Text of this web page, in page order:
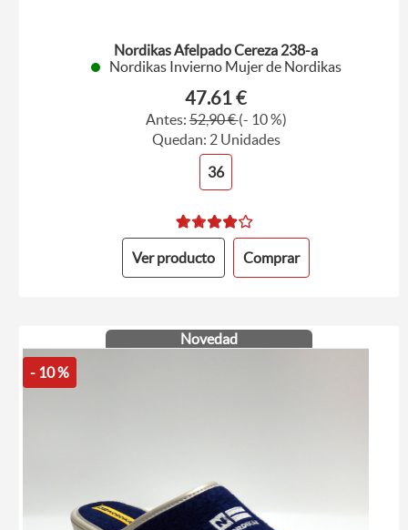
Nordikas Afelpado Cereza 238-a
Nordikas Invierno Mujer de Nordikas
47.61 €
Antes:52,90 €(- 10 %)
Quedan: 2 Unidades
36
Ver producto Comprar
Novedad
- 10 %